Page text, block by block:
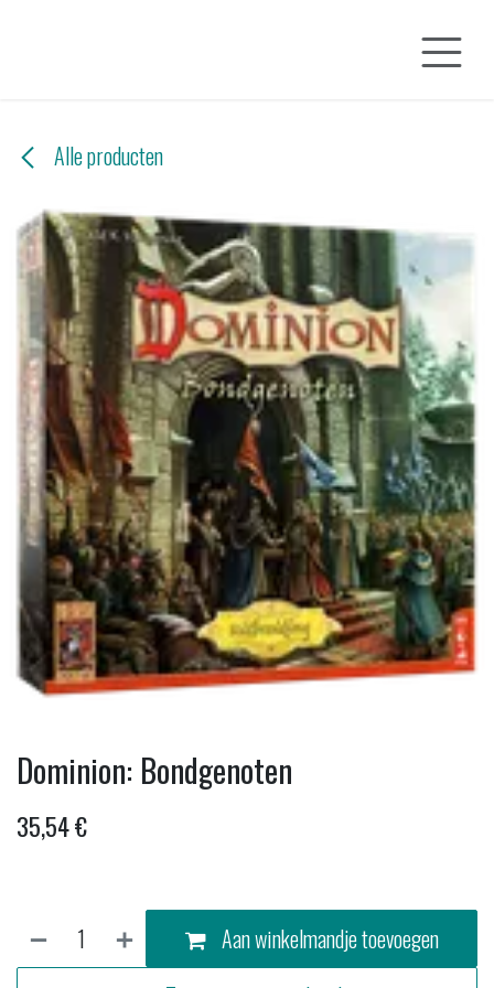
Alle producten
Dominion: Bondgenoten
35,54€
Aan winkelmandje toevoegen